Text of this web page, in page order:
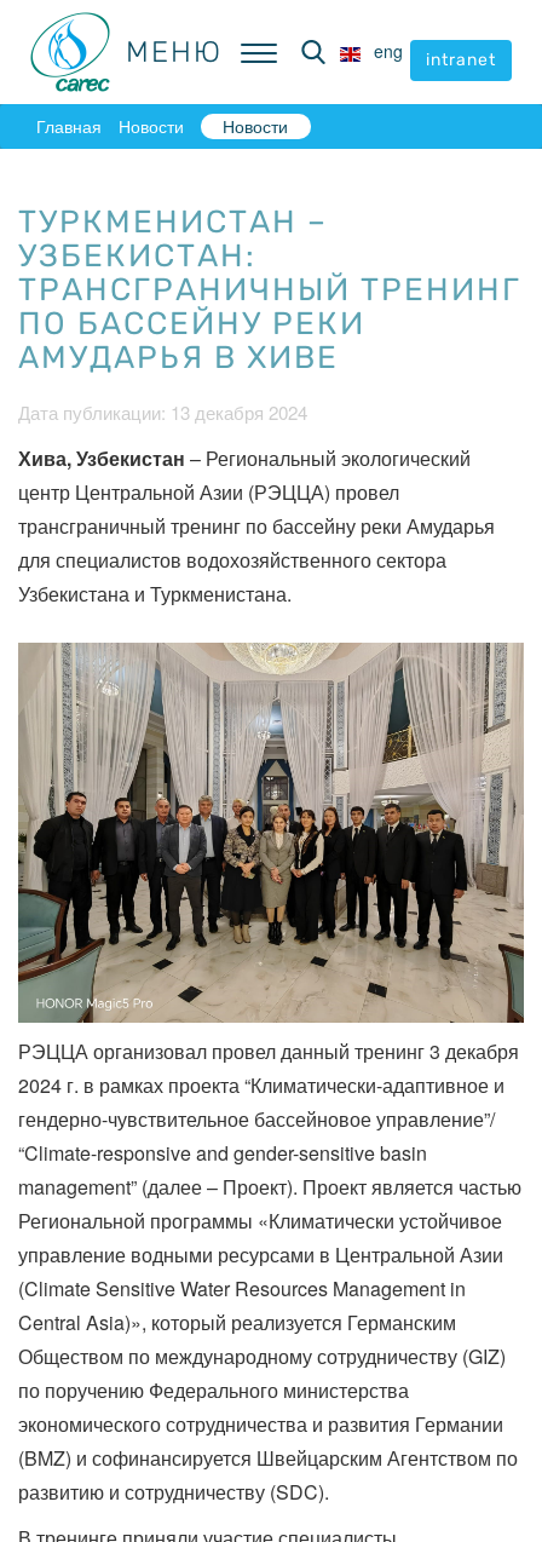
МЕНЮ eng intranet
МЕНЮ eng intranet
Главная Новости Новости
ТУРКМЕНИСТАН –
УЗБЕКИСТАН:
ТРАНСГРАНИЧНЫЙ ТРЕНИНГ
ПО БАССЕЙНУ РЕКИ
АМУДАРЬЯ В ХИВЕ
Дата публикации: 13 декабря 2024
Хива,Узбекистан – Региональный экологический
центр Центральной Азии (РЭЦЦА) провел
трансграничный тренинг по бассейну реки Амударья
для специалистов водохозяйственного сектора
Узбекистана и Туркменистана.
РЭЦЦА организовал провел данный тренинг 3 декабря
2024 г. в рамках проекта “Климатически-адаптивное и
гендерно-чувствительное бассейновое управление”/
“Climate-responsive and gender-sensitive basin
management” (далее – Проект). Проект является частью
Региональной программы «Климатически устойчивое
управление водными ресурсами в Центральной Азии
(Climate Sensitive Water Resources Management in
Central Asia)», который реализуется Германским
Обществом по международному сотрудничеству (GIZ)
по поручению Федерального министерства
экономического сотрудничества и развития Германии
(BMZ) и софинансируется Швейцарским Агентством по
развитию и сотрудничеству (SDC).